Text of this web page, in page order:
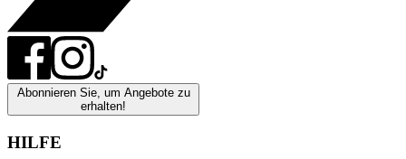
Abonnieren Sie, um Angebote zu
erhalten!
HILFE